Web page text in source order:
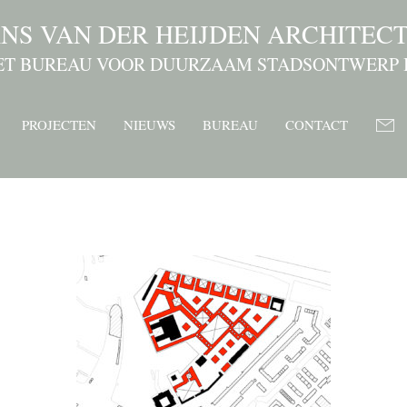
VAN DER HEIJDEN
BUREAU VOOR DUURZAAM STADSONTWERP
PROJECTEN NIEUWS BUREAU CONTACT